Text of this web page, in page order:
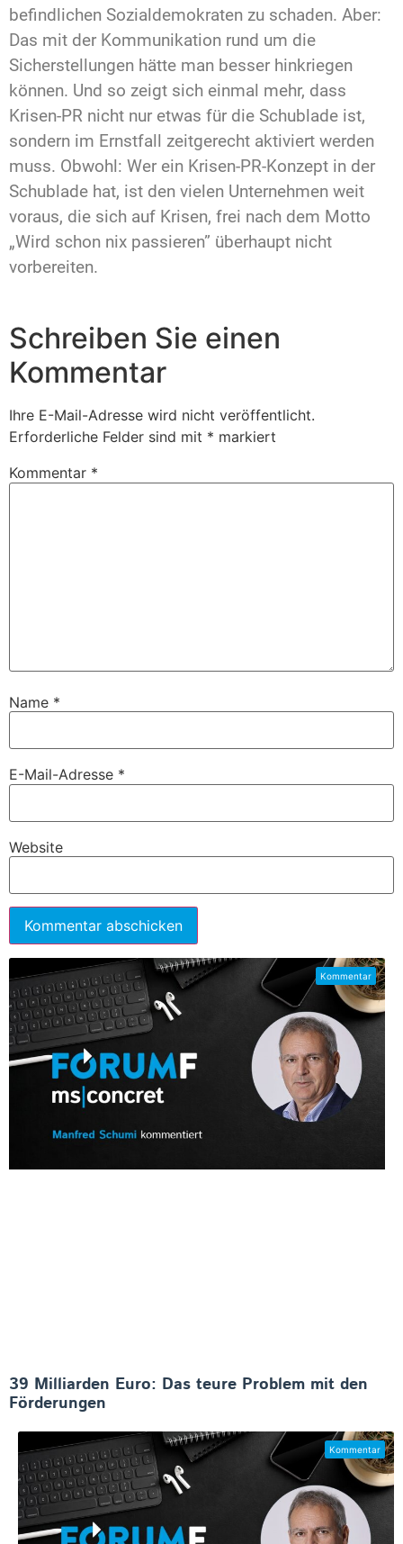
befindlichen Sozialdemokraten zu schaden. Aber:
Das mit der Kommunikation rund um die
Sicherstellungen hätte man besser hinkriegen
können. Und so zeigt sich einmal mehr, dass
Krisen-PR nicht nur etwas für die Schublade ist,
sondern im Ernstfall zeitgerecht aktiviert werden
muss. Obwohl: Wer ein Krisen-PR-Konzept in der
Schublade hat, ist den vielen Unternehmen weit
voraus, die sich auf Krisen, frei nach dem Motto
„Wird schon nix passieren” überhaupt nicht
vorbereiten.
Schreiben Sie einen
Kommentar
Ihre E-Mail-Adresse wird nicht veröffentlicht.
Erforderliche Felder sind mit * markiert
Kommentar *
Name *
E-Mail-Adresse *
Website
39 Milliarden Euro: Das teure Problem mit den
Förderungen